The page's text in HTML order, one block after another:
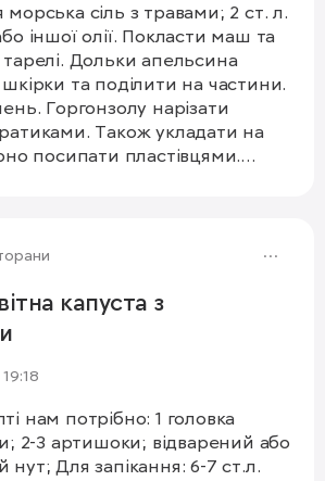
сіль з травами; 2 ст. л.
Покласти маш та
Дольки апельсина
та поділити на частини.
Горгонзолу нарізати
Також укладати на
посипати пластівцями.
капуста з
нам потрібно: 1 головка
2-3 артишоки; відварений або
нут; Для запікання: 6-7 ст.л.